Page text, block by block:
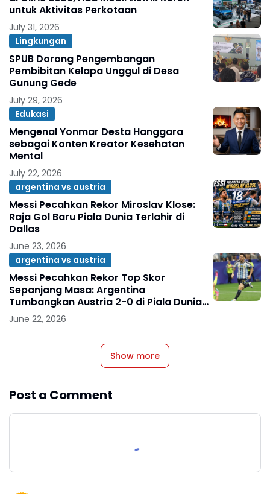
untuk Aktivitas Perkotaan
July 31, 2026
Lingkungan
SPUB Dorong Pengembangan
Pembibitan Kelapa Unggul di Desa
Gunung Gede
July 29, 2026
Edukasi
Mengenal Yonmar Desta Hanggara
sebagai Konten Kreator Kesehatan
Mental
July 22, 2026
argentina vs austria
Messi Pecahkan Rekor Miroslav Klose:
Raja Gol Baru Piala Dunia Terlahir di
Dallas
June 23, 2026
argentina vs austria
Messi Pecahkan Rekor Top Skor
Sepanjang Masa: Argentina
Tumbangkan Austria 2-0 di Piala Dunia
2026
June 22, 2026
Show more
Post a Comment